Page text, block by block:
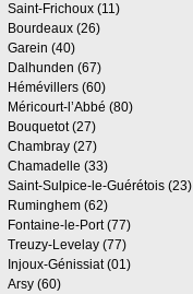
Saint-Frichoux (11)
Bourdeaux (26)
Garein (40)
Dalhunden (67)
Hémévillers (60)
Méricourt-l’Abbé (80)
Bouquetot (27)
Chambray (27)
Chamadelle (33)
Saint-Sulpice-le-Guérétois (23)
Ruminghem (62)
Fontaine-le-Port (77)
Treuzy-Levelay (77)
Injoux-Génissiat (01)
Arsy (60)